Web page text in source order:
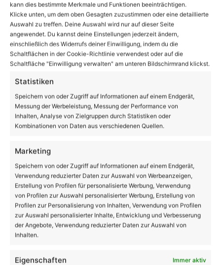
kann dies bestimmte Merkmale und Funktionen beeinträchtigen.
Klicke unten, um dem oben Gesagten zuzustimmen oder eine detaillierte
Auswahl zu treffen. Deine Auswahl wird nur auf dieser Seite
angewendet. Du kannst deine Einstellungen jederzeit ändern,
einschließlich des Widerrufs deiner Einwilligung, indem du die
Schaltflächen in der Cookie-Richtlinie verwendest oder auf die
Schaltfläche "Einwilligung verwalten" am unteren Bildschirmrand klickst.
Statistiken
Speichern von oder Zugriff auf Informationen auf einem Endgerät,
Messung der Werbeleistung, Messung der Performance von
Inhalten, Analyse von Zielgruppen durch Statistiken oder
Kombinationen von Daten aus verschiedenen Quellen.
Marketing
Speichern von oder Zugriff auf Informationen auf einem Endgerät,
Verwendung reduzierter Daten zur Auswahl von Werbeanzeigen,
Erstellung von Profilen für personalisierte Werbung, Verwendung
von Profilen zur Auswahl personalisierter Werbung, Erstellung von
Profilen zur Personalisierung von Inhalten, Verwendung von Profilen
zur Auswahl personalisierter Inhalte, Entwicklung und Verbesserung
der Angebote, Verwendung reduzierter Daten zur Auswahl von
Inhalten.
Eigenschaften
Immer aktiv
FacebookX LinkedIn WhatsAppTelegram